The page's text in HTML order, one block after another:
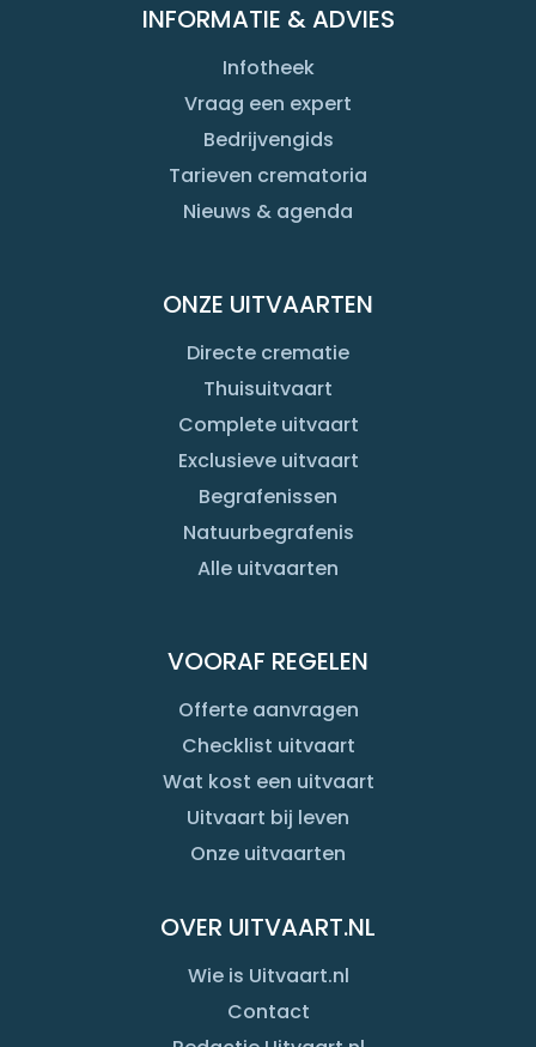
INFORMATIE & ADVIES
Infotheek
Vraag een expert
Bedrijvengids
Tarieven crematoria
Nieuws & agenda
VOORAF REGELEN
Offerte aanvragen
Checklist uitvaart
Wat kost een uitvaart
Uitvaart bij leven
Onze uitvaarten
OVER UITVAART.NL
Wie is Uitvaart.nl
Contact
ONZE UITVAARTEN
Directe crematie
Thuisuitvaart
Complete uitvaart
Exclusieve uitvaart
Begrafenissen
Natuurbegrafenis
Alle uitvaarten